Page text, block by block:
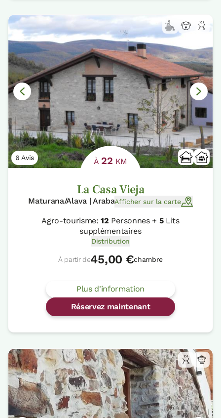
6 Avis À 22 KM
La Casa Vieja
Maturana/Alava | ArabaAfficher sur la carte
Agro-tourisme:12 Personnes + 5Lits
supplémentaires
Distribution
À partir de45,00 €chambre
Plus d'information
Réservez maintenant